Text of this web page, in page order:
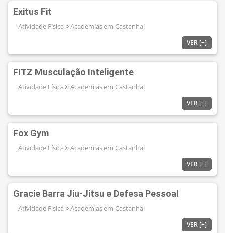
Exitus Fit
Atividade Física Academias em Castanhal
VER [+]
FITZ Musculação Inteligente
Atividade Física Academias em Castanhal
VER [+]
Fox Gym
Atividade Física Academias em Castanhal
VER [+]
Gracie Barra Jiu-Jitsu e Defesa Pessoal
Atividade Física Academias em Castanhal
VER [+]